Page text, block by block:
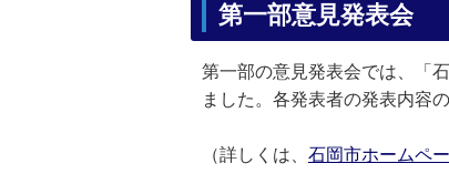
第一部意見発表会
第一部の意見発表会では、「
ました。各発表者の発表内容
（詳しくは、 石岡市ホームペ